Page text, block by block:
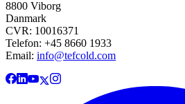
8800 Viborg
Danmark
CVR: 10016371
Telefon: +45 8660 1933
Email: info@tefcold.com